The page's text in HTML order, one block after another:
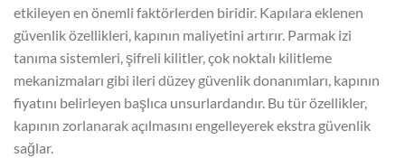
etkileyen en önemli faktörlerden biridir. Kapılara eklenen
güvenlik özellikleri, kapının maliyetini artırır. Parmak izi
tanıma sistemleri, şifreli kilitler, çok noktalı kilitleme
mekanizmaları gibi ileri düzey güvenlik donanımları, kapının
fiyatını belirleyen başlıca unsurlardandır. Bu tür özellikler,
kapının zorlanarak açılmasını engelleyerek ekstra güvenlik
sağlar.